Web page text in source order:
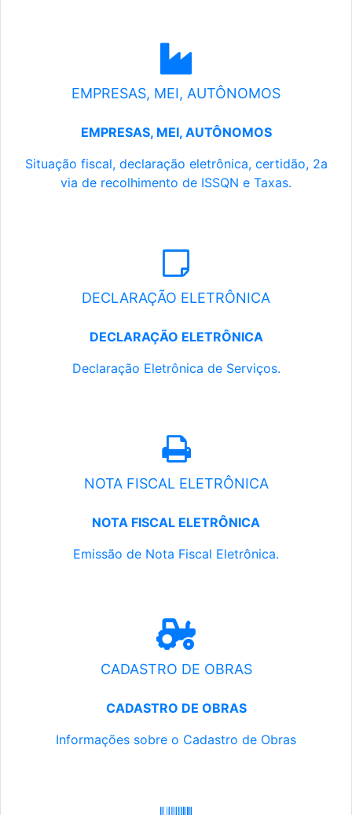
EMPRESAS, MEI, AUTÔNOMOS
EMPRESAS, MEI, AUTÔNOMOS
Situação fiscal, declaração eletrônica, certidão, 2a
via de recolhimento de ISSQN e Taxas.
DECLARAÇÃO ELETRÔNICA
DECLARAÇÃO ELETRÔNICA
Declaração Eletrônica de Serviços.
NOTA FISCAL ELETRÔNICA
NOTA FISCAL ELETRÔNICA
Emissão de Nota Fiscal Eletrônica.
CADASTRO DE OBRAS
CADASTRO DE OBRAS
Informações sobre o Cadastro de Obras